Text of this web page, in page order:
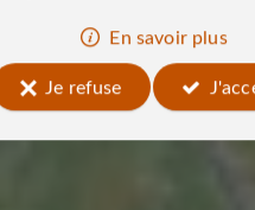
En savoir plus
Je refuse